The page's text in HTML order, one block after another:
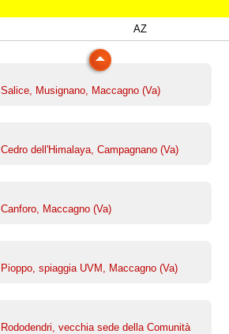
AZ
Salice, Musignano, Maccagno (Va)
Cedro dell'Himalaya, Campagnano (Va)
Canforo, Maccagno (Va)
Pioppo, spiaggia UVM, Maccagno (Va)
Rododendri, vecchia sede della Comunità
Platano di Punta Lavello, Brezzo di Bedero